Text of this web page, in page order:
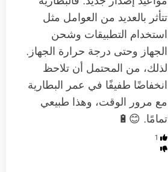
تتأثر بالعديد من العوامل مثل
استخدام التطبيقات وشحن
الجهاز وحتى درجة حرارة الجهاز.
لذلك، من المحتمل أن تلاحظ
انخفاضًا طفيفًا في عمر البطارية
مع مرور الوقت، وهذا طبيعي
تمامًا. 😊🔋
1